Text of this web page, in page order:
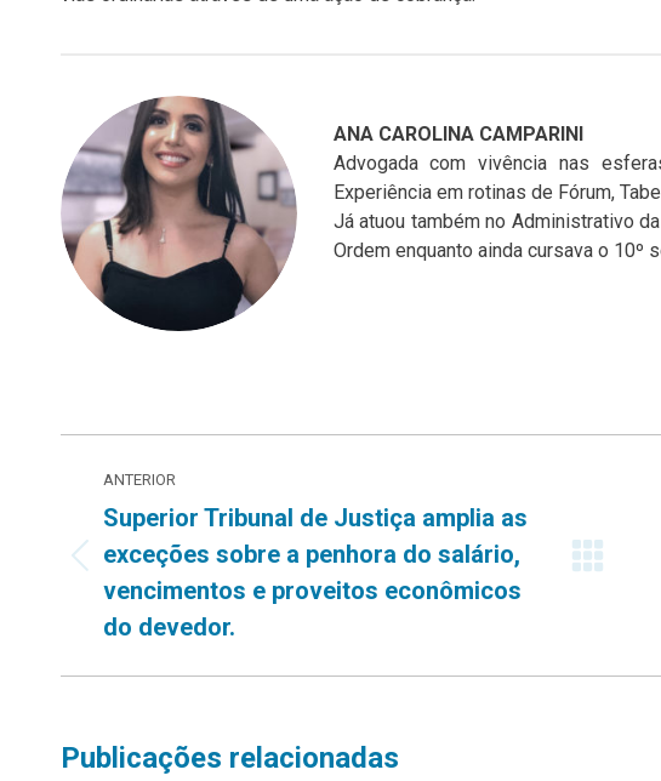
ANA CAROLINA CAMPARINI
Advogada com vivência nas
Experiência em rotinas de Fórum,
Já atuou também no Administrativo
Ordem enquanto ainda cursava o 10º
Navegação
de
post:
ANTERIOR
Post
anterior:
Superior Tribunal de Justiça amplia as
exceções sobre a penhora do salário,
vencimentos e proveitos econômicos
do devedor.
Publicações relacionadas